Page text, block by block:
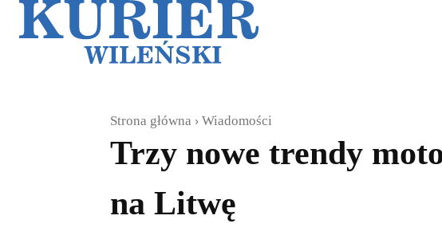
Strona główna Wiadomości
Trzy nowe trendy
na Litwę